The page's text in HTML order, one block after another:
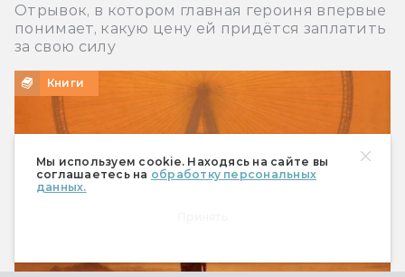
Мы используем cookie. Находясь на сайте вы
соглашаетесь на обработку персональных
данных.
Отрывок, в котором главная героиня впервые
понимает, какую цену ей придётся заплатить
за свою силу
Книги